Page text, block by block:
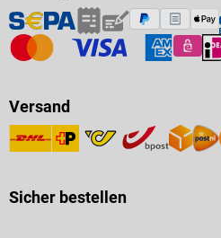
Versand
Sicher bestellen